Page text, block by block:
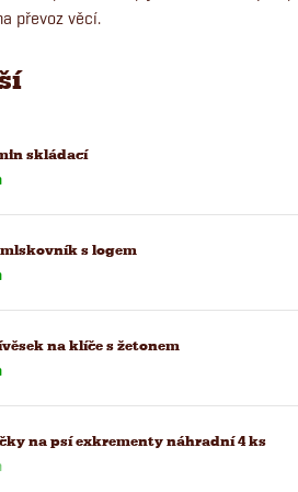
převoz věcí.
skládací
s logem
na klíče s žetonem
na psí exkrementy náhradní 4 ks